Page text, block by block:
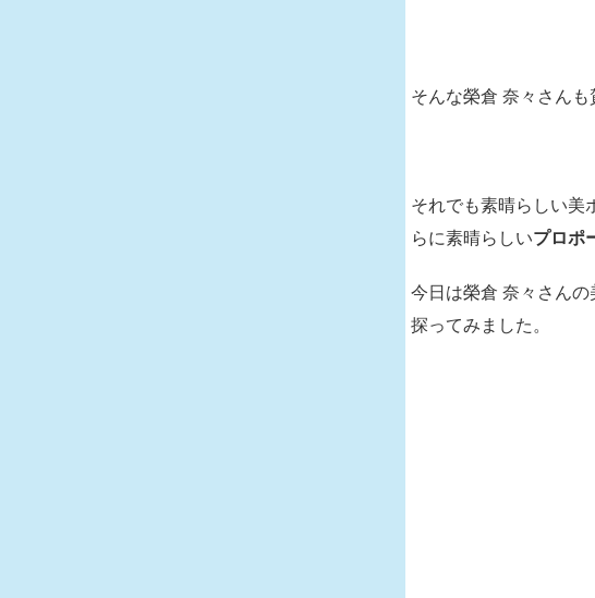
そんな榮倉 奈々さんも
それでも素晴らしい美
らに素晴らしいプロポ
今日は榮倉 奈々さん
探ってみました。